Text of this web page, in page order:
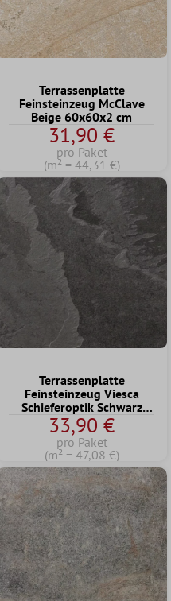
Terrassenplatte
Feinsteinzeug McClave
Beige 60x60x2 cm
31,90 €
pro Paket
(m² = 44,31 €)
Terrassenplatte
Feinsteinzeug Viesca
Schieferoptik Schwarz
60x60x2 cm
33,90 €
pro Paket
(m² = 47,08 €)